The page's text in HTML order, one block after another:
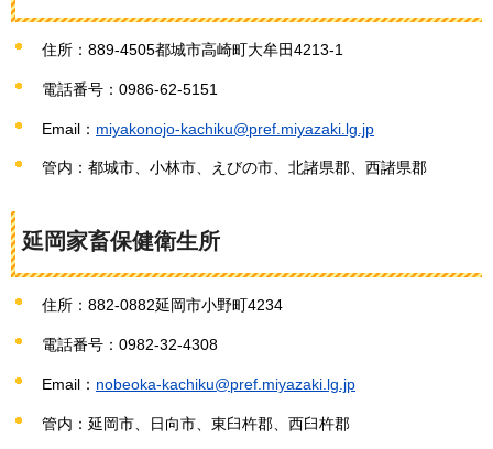
住所：889-4505都城市高崎町大牟田4213-1
電話番号：0986-62-5151
Email： miyakonojo-kachiku@pref.miyazaki.lg.jp
管内：都城市、小林市、えびの市、北諸県郡、西諸県郡
延岡家畜保健衛生所
住所：882-0882延岡市小野町4234
電話番号：0982-32-4308
Email： nobeoka-kachiku@pref.miyazaki.lg.jp
管内：延岡市、日向市、東臼杵郡、西臼杵郡